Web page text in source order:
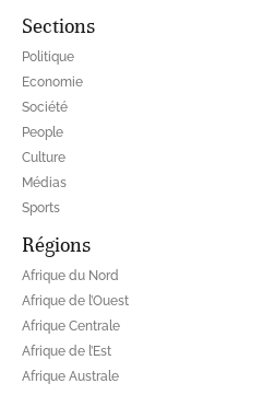
Sections
Politique
Economie
Société
People
Culture
Médias
Sports
Régions
Afrique du Nord
Afrique de l’Ouest
Afrique Centrale
Afrique de l’Est
Afrique Australe